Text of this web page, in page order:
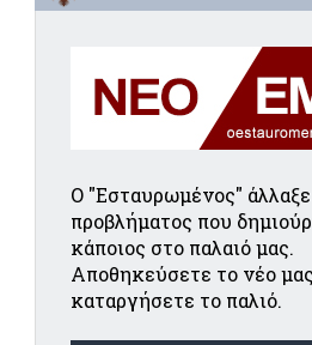
Ο "Εσταυρωμένος"
προβλήματος που
κάποιος στο παλαιό μας.
Αποθηκεύσετε το νέο
καταργήσετε το παλιό.